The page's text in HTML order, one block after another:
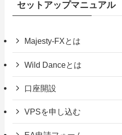
セットアップマニュアル
Majesty-FXとは
Wild Danceとは
口座開設
VPSを申し込む